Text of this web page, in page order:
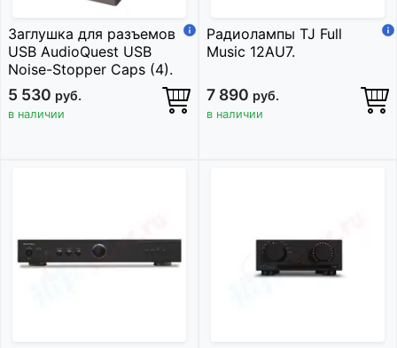
Заглушка для разъемов
USB AudioQuest USB
Noise-Stopper Caps (4).
5 530 руб.
в наличии
Радиолампы TJ Full
Music 12AU7.
7 890 руб.
в наличии